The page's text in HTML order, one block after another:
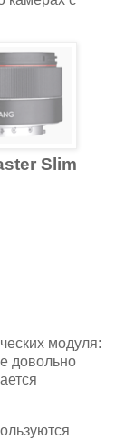
Slim
модуля:
довольно